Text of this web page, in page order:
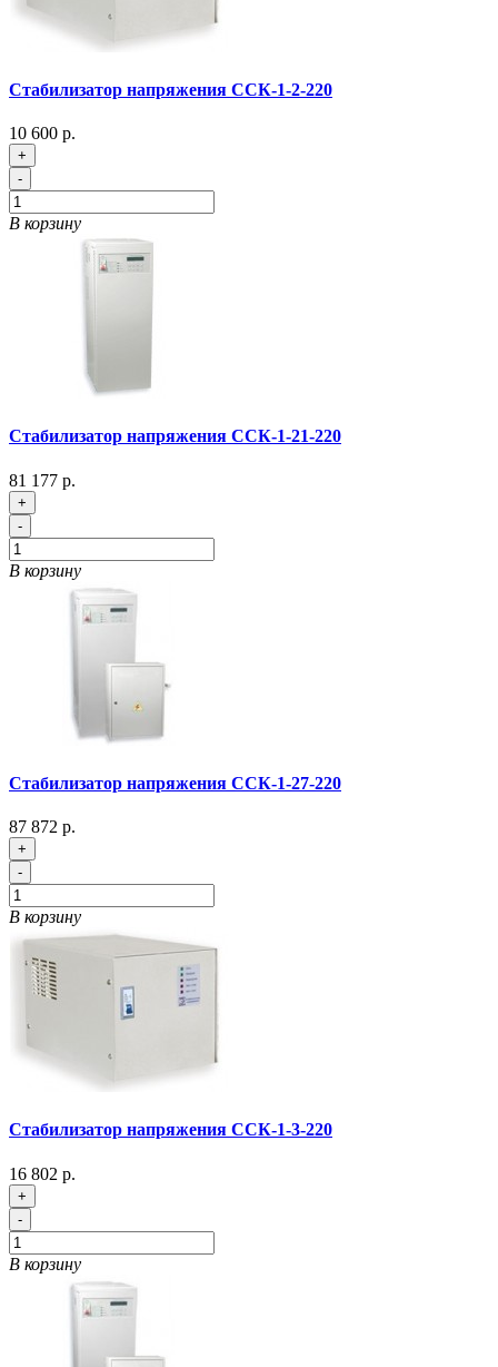
Стабилизатор напряжения ССК-1-2-220
10 600 р.
+
-
В корзину
Стабилизатор напряжения ССК-1-21-220
81 177 р.
+
-
В корзину
Стабилизатор напряжения ССК-1-27-220
87 872 р.
+
-
В корзину
Стабилизатор напряжения ССК-1-3-220
16 802 р.
+
-
В корзину